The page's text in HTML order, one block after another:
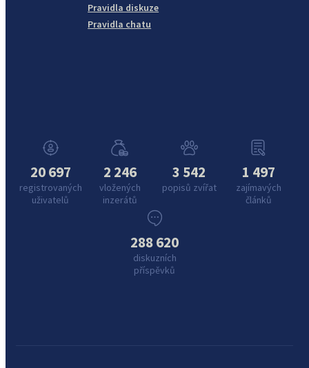
Pravidla diskuze
Pravidla chatu
20 697
registrovaných
uživatelů
2 246
vložených
inzerátů
3 542
popisů zvířat
1 497
zajímavých
článků
288 620
diskuzních
příspěvků